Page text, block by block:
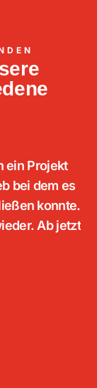
ein Projekt
bei dem es
konnte.
Ab jetzt